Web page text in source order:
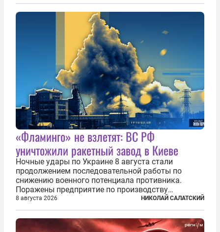
«Фламинго» не взлетят: ВС РФ
уничтожили ракетный завод в Киеве
Ночные удары по Украине 8 августа стали
продолжением последовательной работы по
снижению военного потенциала противника.
Поражены предприятие по производству
крылатых ракет, крупный склад топлива и два
сухогруза с военными грузами. Дополнительно
нанесены удары по объектам в ряде городов. В
Киеве...
8 августа 2026 НИКОЛАЙ САЛАТСКИЙ